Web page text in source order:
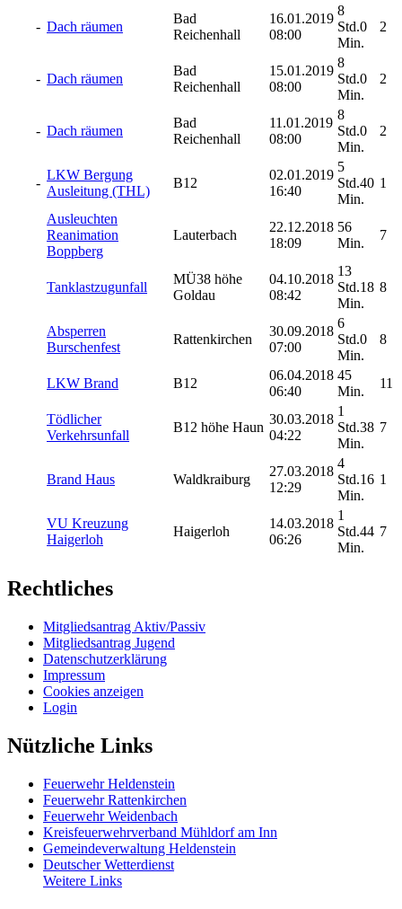
- Dach räumen
Bad
Reichenhall
16.01.2019
08:00
8
Std.0
Min.
2
- Dach räumen
Bad
Reichenhall
15.01.2019
08:00
8
Std.0
Min.
2
- Dach räumen
Bad
Reichenhall
11.01.2019
08:00
8
Std.0
Min.
2
-
LKW Bergung
Ausleitung (THL)
B12
02.01.2019
16:40
5
Std.40
Min.
1
Ausleuchten
Reanimation
Boppberg
Lauterbach
22.12.2018
18:09
56
Min.
7
Tanklastzugunfall
MÜ38 höhe
Goldau
04.10.2018
08:42
13
Std.18
Min.
8
Absperren
Burschenfest
Rattenkirchen
30.09.2018
07:00
6
Std.0
Min.
8
LKW Brand B12
06.04.2018
06:40
45
Min.
11
Tödlicher
Verkehrsunfall
B12 höhe Haun
30.03.2018
04:22
1
Std.38
Min.
7
Brand Haus Waldkraiburg
27.03.2018
12:29
4
Std.16
Min.
1
VU Kreuzung
Haigerloh
Haigerloh
14.03.2018
06:26
1
Std.44
Min.
7
Rechtliches
Mitgliedsantrag Aktiv/Passiv
Mitgliedsantrag Jugend
Datenschutzerklärung
Impressum
Cookies anzeigen
Login
Nützliche Links
Feuerwehr Heldenstein
Feuerwehr Rattenkirchen
Feuerwehr Weidenbach
Kreisfeuerwehrverband Mühldorf am Inn
Gemeindeverwaltung Heldenstein
Deutscher Wetterdienst
Weitere Links